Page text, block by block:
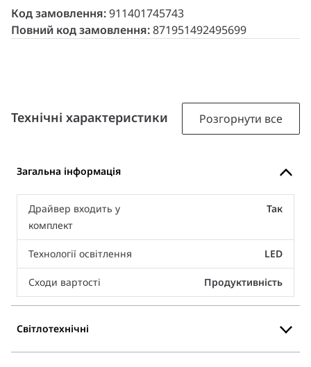
Код замовлення:911401745743
Повний код замовлення:871951492495699
Технічні характеристики Розгорнути все
Загальна інформація
Драйвер входить у
комплект
Так
Технології освітлення LED
Сходи вартості Продуктивність
Світлотехнічні